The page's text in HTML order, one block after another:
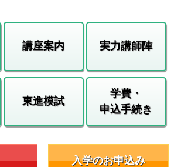
講座案内 実力講師陣
東進模試
学費・
申込手続き
入学のお申込み